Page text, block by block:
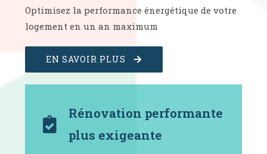
Optimisez la performance énergétique de votre
logement en un an maximum
EN SAVOIR PLUS
Rénovation performante
plus exigeante